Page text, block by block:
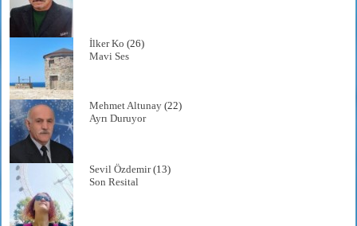
İlker Ko (26)
Mavi Ses
Mehmet Altunay (22)
Ayrı Duruyor
Sevil Özdemir(13)
Son Resital